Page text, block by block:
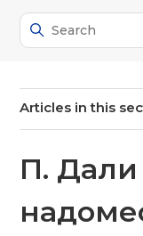
Articles in this
П. Дали